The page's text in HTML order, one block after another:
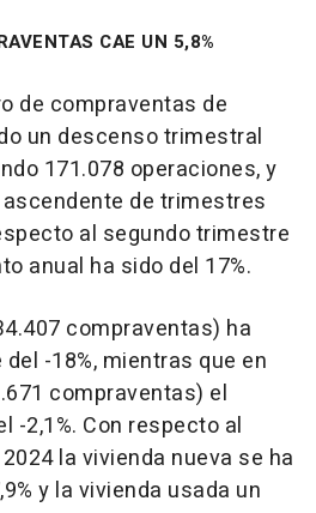
CAE UN 5,8%
de compraventas de
un descenso trimestral
171.078 operaciones, y
de trimestres
al segundo trimestre
anual ha sido del 17%.
compraventas) ha
-18%, mientras que en
compraventas) el
-2,1%. Con respecto al
la vivienda nueva se ha
y la vivienda usada un